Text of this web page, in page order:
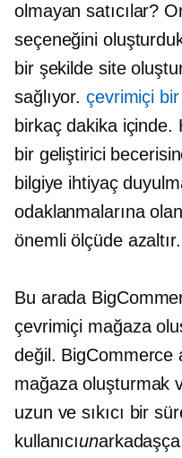
olmayan satıcılar?
seçeneğini
bir şekilde site
sağlıyor.çevrimiçi
birkaç dakika içinde.
bir geliştirici
bilgiye ihtiyaç
odaklanmalarına
önemli ölçüde azaltır.
Bu arada
çevrimiçi mağaza
değil. BigCommerce
mağaza oluşturmak
uzun ve sıkıcı bir
kullanıcıun